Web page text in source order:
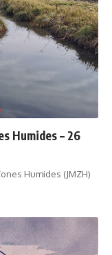
Humides – 26
Humides (JMZH)